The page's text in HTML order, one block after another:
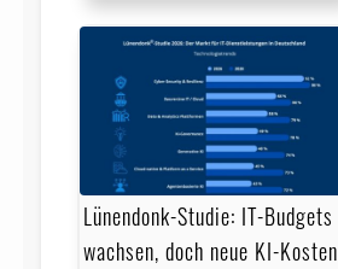
Lünendonk-Studie: IT-Budgets
wachsen, doch neue KI-Kosten